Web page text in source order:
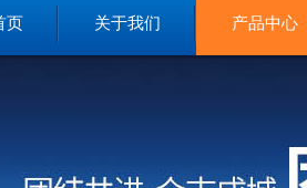
页 关于我们 产品中心